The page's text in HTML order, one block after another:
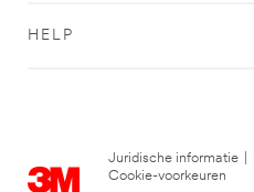
HELP
Juridische informatie
Cookie-voorkeuren